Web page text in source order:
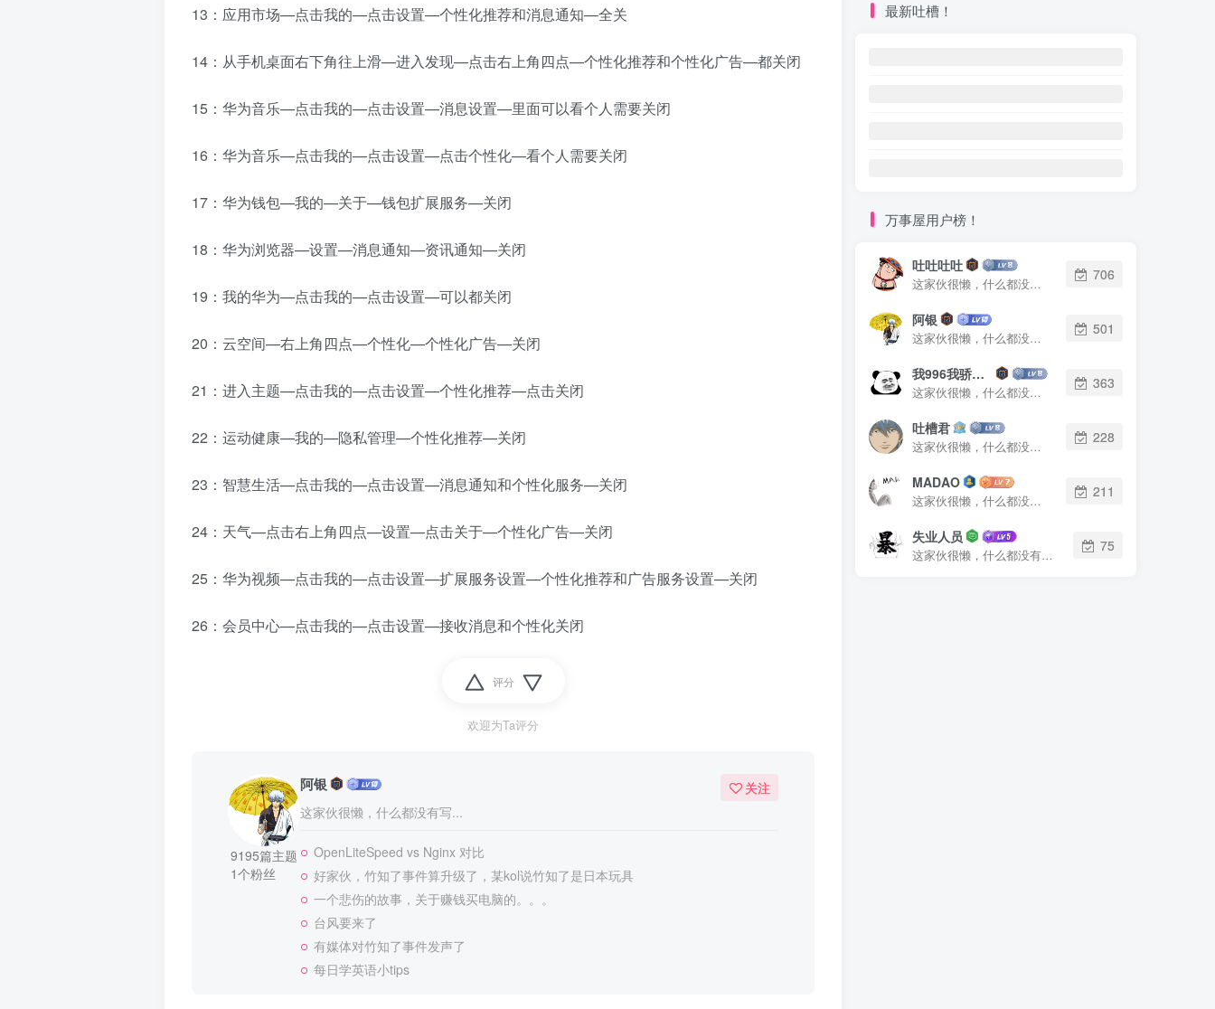
13：应用市场—点击我的—点击设置—个性化推荐和消息通知—全关
14：从手机桌面右下角往上滑—进入发现—点击右上角四点—个性化推荐和个性化广告—都关闭
15：华为音乐—点击我的—点击设置—消息设置—里面可以看个人需要关闭
16：华为音乐—点击我的—点击设置—点击个性化—看个人需要关闭
17：华为钱包—我的—关于—钱包扩展服务—关闭
18：华为浏览器—设置—消息通知—资讯通知—关闭
19：我的华为—点击我的—点击设置—可以都关闭
20：云空间—右上角四点—个性化—个性化广告—关闭
21：进入主题—点击我的—点击设置—个性化推荐—点击关闭
22：运动健康—我的—隐私管理—个性化推荐—关闭
23：智慧生活—点击我的—点击设置—消息通知和个性化服务—关闭
24：天气—点击右上角四点—设置—点击关于—个性化广告—关闭
25：华为视频—点击我的—点击设置—扩展服务设置—个性化推荐和广告服务设置—关闭
26：会员中心—点击我的—点击设置—接收消息和个性化关闭
评分
欢迎为Ta评分
9195篇主题
1个粉丝
阿银
这家伙很懒，什么都没有写...
关注
OpenLiteSpeed vs Nginx 对比
好家伙，竹知了事件算升级了，某kol说竹知了是日本玩具
一个悲伤的故事，关于赚钱买电脑的。。。
台风要来了
有媒体对竹知了事件发声了
每日学英语小tips
最新吐槽！
万事屋用户榜！
吐吐吐吐
这家伙很懒，什么都没有写...
706
阿银
这家伙很懒，什么都没有写...
501
我996我骄傲了么
这家伙很懒，什么都没有写...
363
吐槽君
这家伙很懒，什么都没有写...
228
MADAO
这家伙很懒，什么都没有写...
211
失业人员
这家伙很懒，什么都没有写...
75